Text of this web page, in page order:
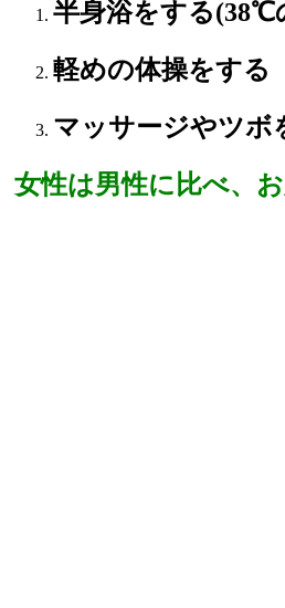
半身浴をする(38℃
軽めの体操をする
マッサージやツボ
女性は男性に比べ、